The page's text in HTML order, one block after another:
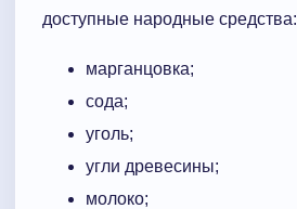
доступные народные средства:
марганцовка;
сода;
уголь;
угли древесины;
молоко;